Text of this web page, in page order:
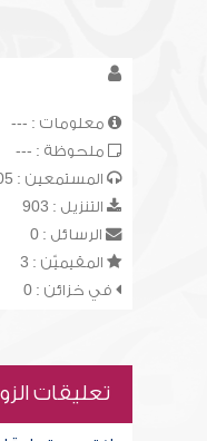
معلومات : ---
ملحوظة : ---
المستمعين : 105
التنزيل : 903
الرسائل : 0
المقيميّن : 3
في خزائن : 0
تعليقات